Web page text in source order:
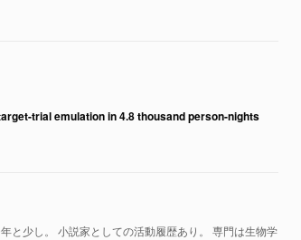
trial emulation in 4.8 thousand person-nights
と少し。 小説家としての活動履歴あり。 専門は生物学